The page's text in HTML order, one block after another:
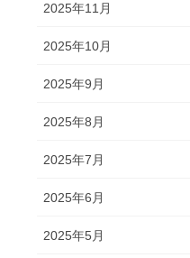
2025年11月
2025年10月
2025年9月
2025年8月
2025年7月
2025年6月
2025年5月